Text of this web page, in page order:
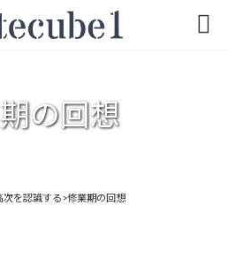

の回想
次を認識する>修業期の回想